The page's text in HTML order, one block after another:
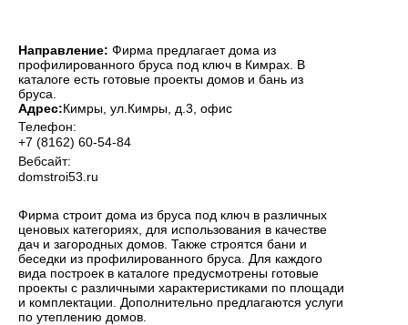
Направление: Фирма предлагает дома из
профилированного бруса под ключ в Кимрах. В
каталоге есть готовые проекты домов и бань из
бруса.
Адрес:Кимры , ул.Кимры, д.3, офис
Телефон:
+7 (8162) 60-54-84
Вебсайт:
domstroi53.ru
Фирма строит дома из бруса под ключ в различных
ценовых категориях, для использования в качестве
дач и загородных домов. Также строятся бани и
беседки из профилированного бруса. Для каждого
вида построек в каталоге предусмотрены готовые
проекты с различными характеристиками по площади
и комплектации. Дополнительно предлагаются услуги
по утеплению домов.